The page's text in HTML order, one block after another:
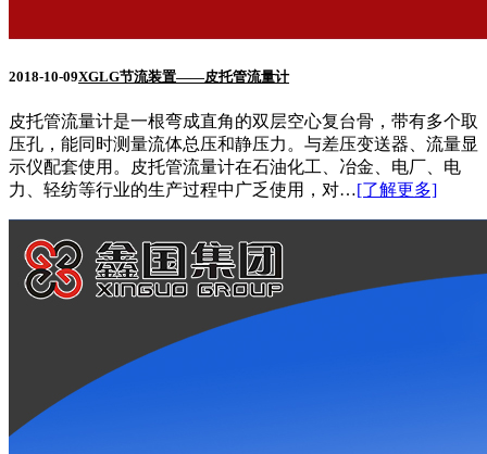
2018-10-09XGLG节流装置——皮托管流量计
皮托管流量计是一根弯成直角的双层空心复台骨，带有多个取
压孔，能同时测量流体总压和静压力。与差压变送器、流量显
示仪配套使用。皮托管流量计在石油化工、冶金、电厂、电
力、轻纺等行业的生产过程中广乏使用，对…[了解更多]